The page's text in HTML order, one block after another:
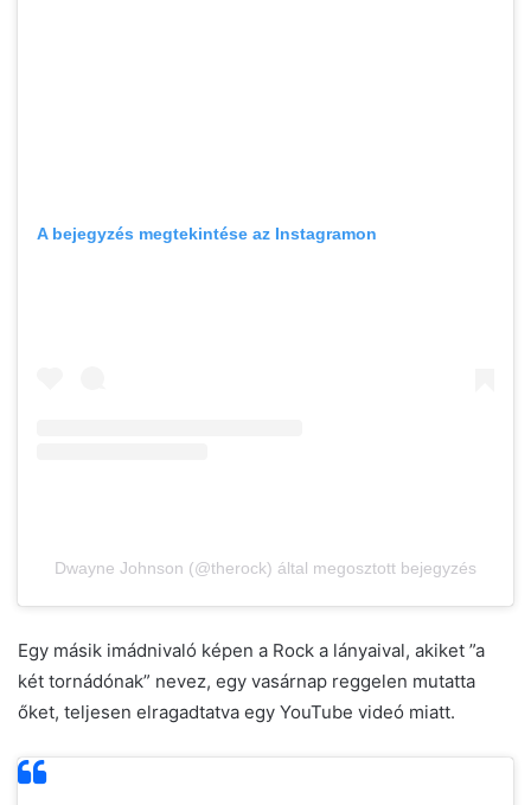
A bejegyzés megtekintése az Instagramon
Dwayne Johnson (@therock) által megosztott bejegyzés
Egy másik imádnivaló képen a Rock a lányaival, akiket ”a
két tornádónak” nevez, egy vasárnap reggelen mutatta
őket, teljesen elragadtatva egy YouTube videó miatt.